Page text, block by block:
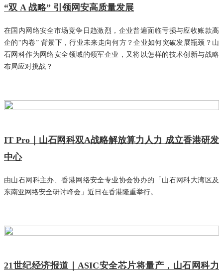
“双 A 战略” 引领网安高质量发展
在国内网络安全市场竞争日趋激烈，企业普遍面临亏损与应收账款高
企的“内卷” 背景下，行业未来走向何方？企业如何突破发展瓶颈？山
石网科作为网络安全领域的领军企业，又将以怎样的技术创新与战略
布局应对挑战？
IT Pro｜山石网科双A战略解放算力人力 成立香港研发
中心
由山石网科主办、香港网络安全专业协会协办的「山石网科大湾区及
东南亚网络安全研讨峰会」近日在香港隆重举行。
21世纪经济报道｜ASIC安全芯片将量产，山石网科力